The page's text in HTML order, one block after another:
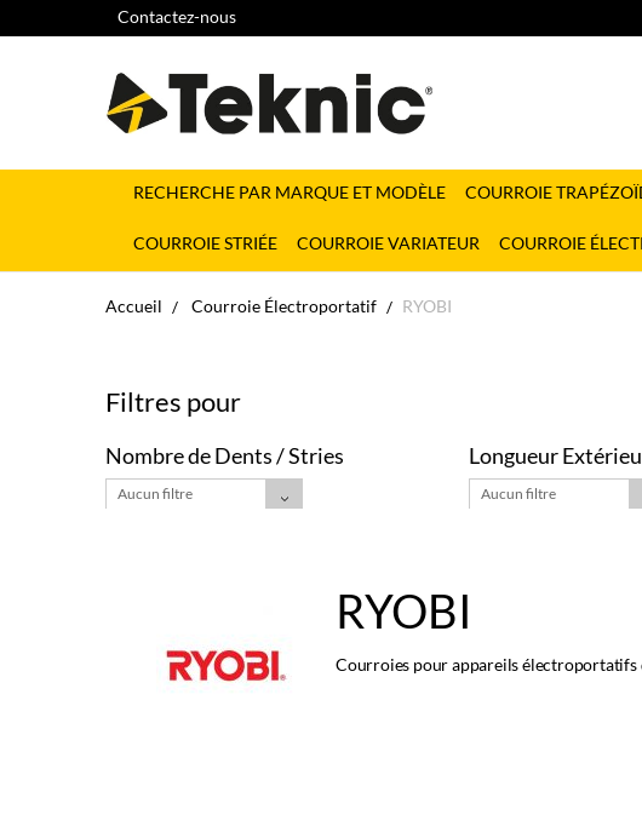
Contactez-nous
RECHERCHE PAR MARQUE ET MODÈLE COURROIE
COURROIE STRIÉE COURROIE VARIATEUR COURROIE
Accueil Courroie Électroportatif RYOBI
Filtres pour
Nombre de Dents / Stries
Aucun filtre
Longueur
Aucun filtre
RYOBI
Courroies pour appareils électroportatifs